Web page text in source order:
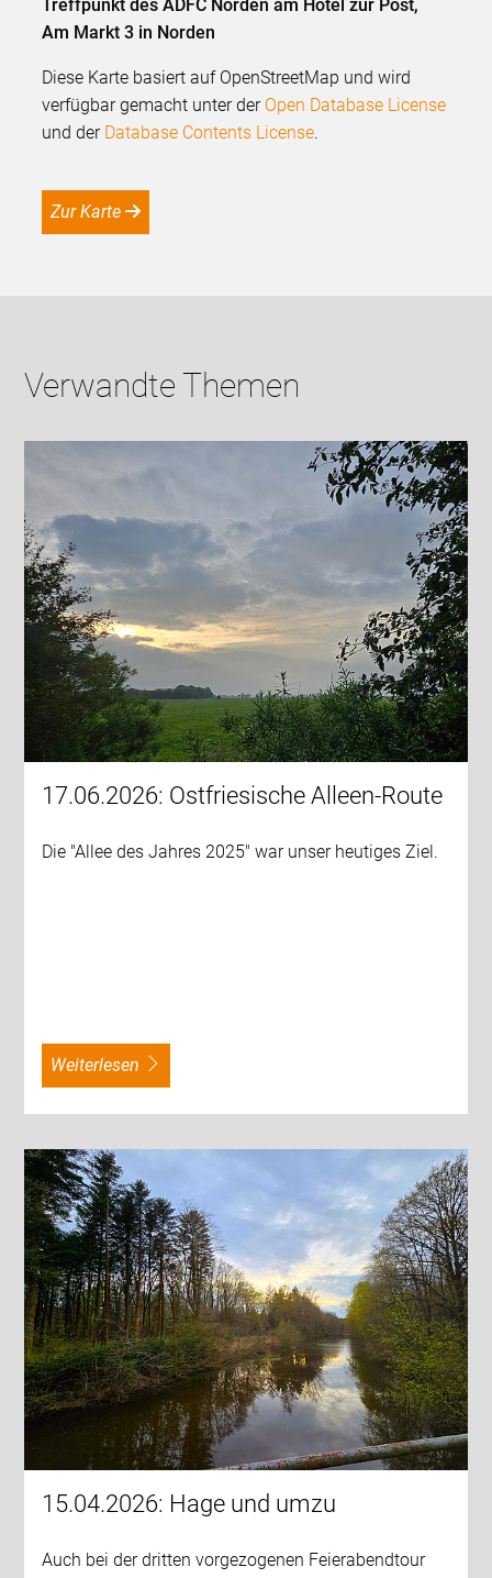
Treffpunkt des ADFC Norden am Hotel zur Post,
Am Markt 3 in Norden
Diese Karte basiert auf OpenStreetMap und wird
verfügbar gemacht unter der Open Database License
und der Database Contents License.
Zur Karte
Verwandte Themen
17.06.2026: Ostfriesische Alleen-Route
Die "Allee des Jahres 2025" war unser heutiges Ziel.
weiterlesen
15.04.2026: Hage und umzu
Auch bei der dritten vorgezogenen Feierabendtour